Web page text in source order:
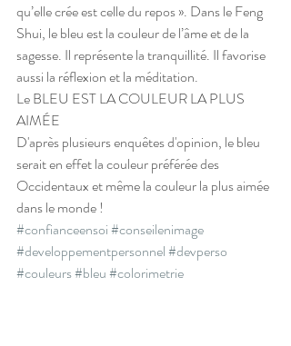
qu’elle crée est celle du repos ». Dans le Feng
Shui, le bleu est la couleur de l’âme et de la
sagesse. Il représente la tranquillité. Il favorise
aussi la réflexion et la méditation.
Le BLEU EST LA COULEUR LA PLUS
AIMÉE
D'après plusieurs enquêtes d'opinion, le bleu
serait en effet la couleur préférée des
Occidentaux et même la couleur la plus aimée
dans le monde !
#confianceensoi#conseilenimage
#developpementpersonnel#devperso
#couleurs#bleu#colorimetrie